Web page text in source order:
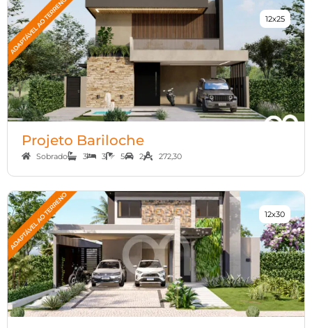
12x25
Projeto Bariloche
Sobrado 3 3 5 2 272,30
12x30